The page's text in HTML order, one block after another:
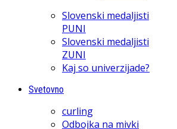
Slovenski medaljisti
PUNI
Slovenski medaljisti
ZUNI
Kaj so univerzijade?
Svetovno
curling
Odbojka na mivki